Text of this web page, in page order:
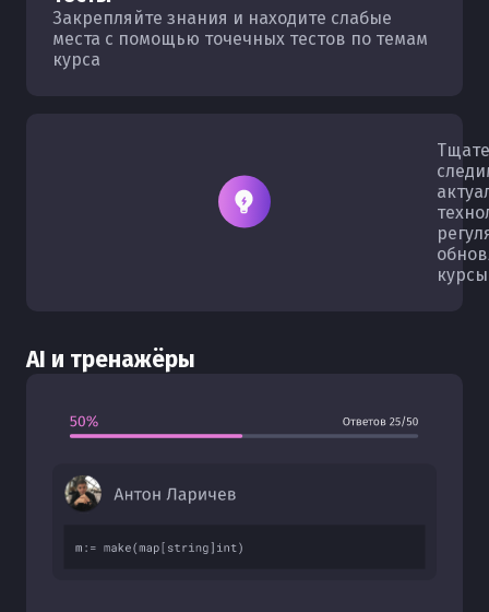
Закрепляйте знания и находите слабые
места с помощью точечных тестов по темам
курса
курсы
AI и тренажёры